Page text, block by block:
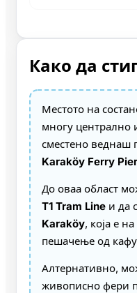
Како да
Местото на
многу централно
сместено веднаш
Karaköy Ferry Pier
До оваа област
T1 Tram Line и да
Karaköy, која е
пешачење од
Алтернативно,
живописно фери